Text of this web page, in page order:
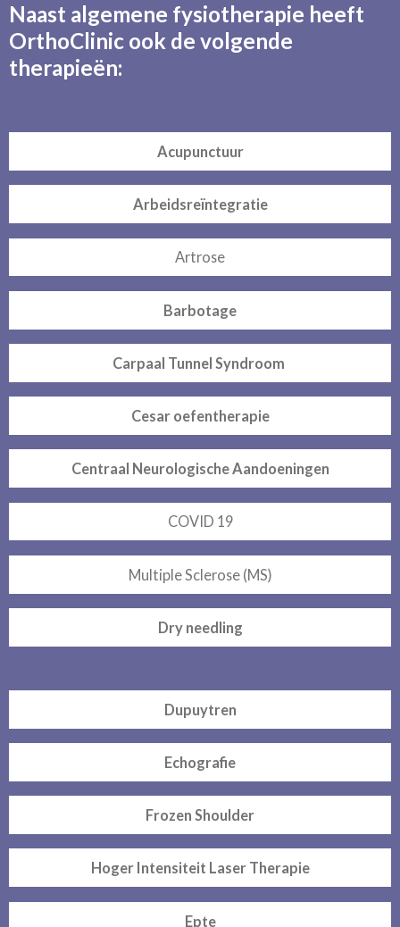
Naast algemene fysiotherapie heeft
OrthoClinic ook de volgende
therapieën:
Acupunctuur
Arbeidsreïntegratie
Artrose
Barbotage
Carpaal Tunnel Syndroom
Cesar oefentherapie
Centraal Neurologische Aandoeningen
COVID 19
Multiple Sclerose (MS)
Dry needling
Dupuytren
Echografie
Frozen Shoulder
Hoger Intensiteit Laser Therapie
Epte